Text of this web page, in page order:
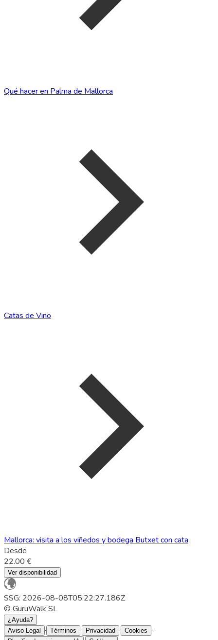
Qué hacer en Palma de Mallorca
Catas de Vino
Mallorca: visita a los viñedos y bodega Butxet con cata
Desde
22.00 €
Ver disponibilidad
SSG: 2026-08-08T05:22:27.186Z
© GuruWalk SL
¿Ayuda?
Aviso Legal · Términos · Privacidad · Cookies ·